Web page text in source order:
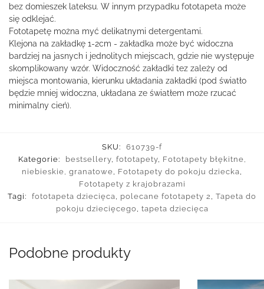
bez domieszek lateksu. W innym przypadku fototapeta może
się odklejać.
Fototapetę można myć delikatnymi detergentami.
Klejona na zakładkę 1-2cm - zakładka może być widoczna
bardziej na jasnych i jednolitych miejscach, gdzie nie występuje
skomplikowany wzór. Widoczność zakładki tez zależy od
miejsca montowania, kierunku układania zakładki (pod światło
będzie mniej widoczna, układana ze światłem może rzucać
minimalny cień).
SKU:
610739-f
Kategorie:
bestsellery, fototapety, Fototapety błękitne,
niebieskie, granatowe, Fototapety do pokoju dziecka,
Fototapety z krajobrazami
Tagi:
fototapeta dziecięca, polecane fototapety 2 , Tapeta do
pokoju dziecięcego, tapeta dziecięca
Podobne produkty